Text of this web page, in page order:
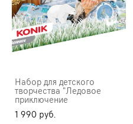
Набор для детского
творчества "Ледовое
приключение
1 990 pуб.